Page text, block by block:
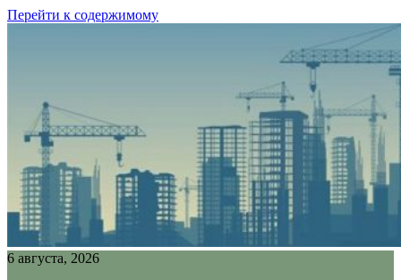
Перейти к содержимому
6 августа, 2026